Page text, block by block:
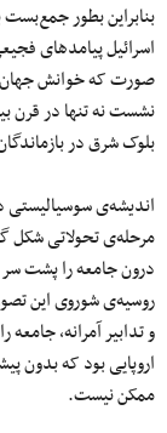
بنابراین بطور
اسرائیل پیامدهای
صورت که خوانش جهان
نشست نه تنها در قرن
بلوک شرق در
اندیشه‌ی
مرحله‌ی تحولاتی شکل
درون جامعه را پشت سر
روسیه‌ی شوروی این
و تدابیر آمرانه،
اروپایی بود که
ممکن نیست.